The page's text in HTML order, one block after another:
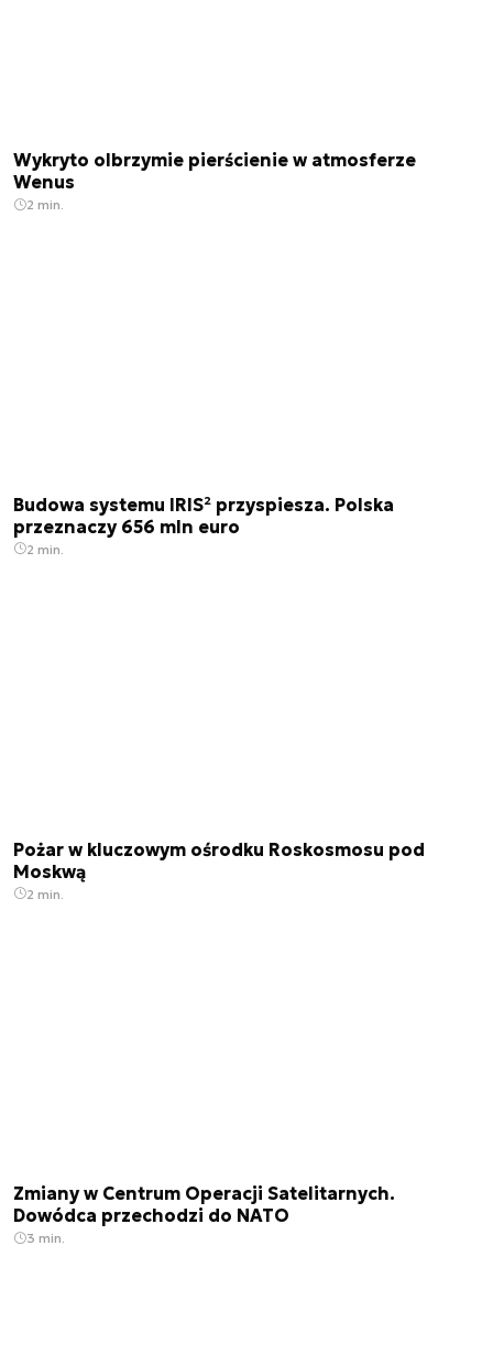
Wykryto olbrzymie pierścienie w atmosferze
Wenus
2 min.
Budowa systemu IRIS² przyspiesza. Polska
przeznaczy 656 mln euro
2 min.
Pożar w kluczowym ośrodku Roskosmosu pod
Moskwą
2 min.
Zmiany w Centrum Operacji Satelitarnych.
Dowódca przechodzi do NATO
3 min.